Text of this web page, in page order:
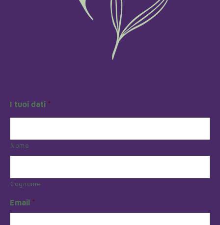
I tuoi dati *
Nome
Cognome
Email *